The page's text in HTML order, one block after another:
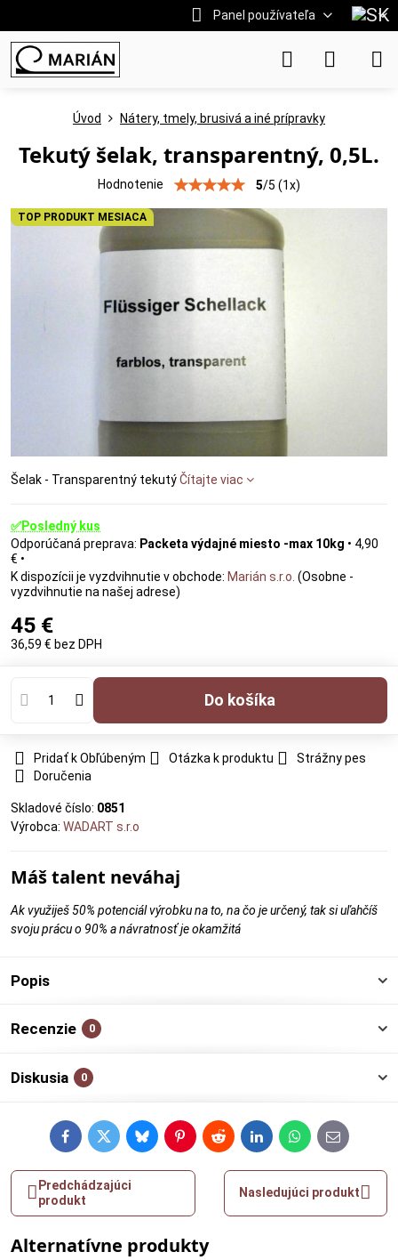
Panel používateľa
TOP PRODUKT MESIACA
Úvod Nátery, tmely, brusivá a iné prípravky
Tekutý šelak, transparentný, 0,5L.
Hodnotenie 5/5 (1x)
Šelak - Transparentný tekutýČítajte viac
✅Posledný kus
Packeta výdajné miesto -max 10kg • 4,90
€ •
Marián s.r.o. (Osobne -
vyzdvihnutie na našej adrese)
45 €
36,59 € bez DPH
Do košíka
Pridať k Obľúbeným Otázka k produktu
Strážny pes
Doručenia
Skladové číslo: 0851
Výrobca: WADART s.r.o
Máš talent neváhaj
Ak využiješ 50% potenciál výrobku na to, na čo je určený, tak si uľahčíš
svoju prácu o 90% a návratnosť je okamžitá
Popis
Recenzie 0
Diskusia 0
FacebookTwitterBlueskyPinterestRedditLinkedInWhatsApp
E-
mail
Predchádzajúci
produkt
Nasledujúci produkt
Alternatívne produkty